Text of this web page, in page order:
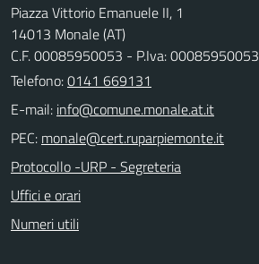
Piazza Vittorio Emanuele II, 1
14013 Monale (AT)
C.F. 00085950053 - P.Iva: 00085950053
Telefono:0141 669131
E-mail:
PEC:
Protocollo -URP - Segreteria
Uffici e orari
Numeri utili